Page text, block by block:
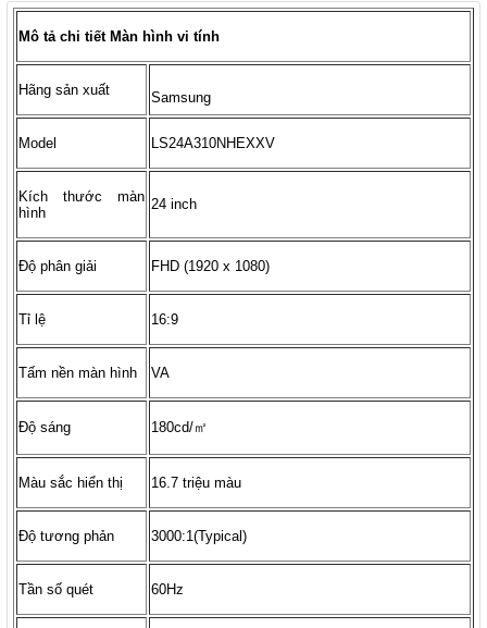
Mô tả chi tiết Màn hình vi tính
Hãng sản xuất Samsung
Model LS24A310NHEXXV
Kích thước màn
hình
24 inch
Độ phân giải FHD (1920 x 1080)
Tỉ lệ 16:9
Tấm nền màn hình VA
Độ sáng 180cd/㎡
Màu sắc hiển thị 16.7 triệu màu
Độ tương phản 3000:1(Typical)
Tần số quét 60Hz